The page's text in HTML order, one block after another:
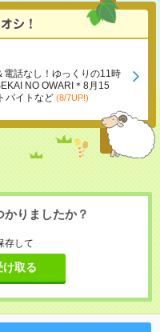
電話なし！ゆっくりの11時
NO OWARI＊8月15
バイトなど (8/7UP!)
りましたか？
存して
け取る